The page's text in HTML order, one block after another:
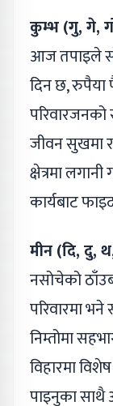
कुम्भ (गु, गे,
आज तपाइले
दिन छ, रुपैया
जीवन सुखमा
क्षेत्रमा
कार्यबाट
मीन (दि, दु,
नसोचेको
परिवारमा
निम्तोमा
विहारमा
पाइनुका साथै